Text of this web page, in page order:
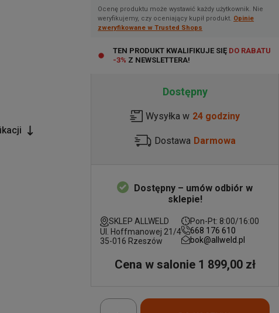
Ocenę produktu może wystawić każdy użytkownik. Nie
weryfikujemy, czy oceniający kupił produkt. Opinie
zweryfikowane w Trusted Shops
TEN PRODUKT KWALIFIKUJE SIĘ DO RABATU
-3% Z NEWSLETTERA!
Dostępny
Wysyłka w 24 godziny
Dostawa Darmowa
Dostępny – umów odbiór w
sklepie!
SKLEP ALLWELD
Ul. Hoffmanowej 21/4
35-016 Rzeszów
Pon-Pt: 8:00/16:00
668 176 610
bok@allweld.pl
Cena w salonie 1 899,00 zł